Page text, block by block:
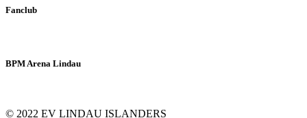
Fanclub
BPM Arena Lindau
© 2022 EV LINDAU ISLANDERS